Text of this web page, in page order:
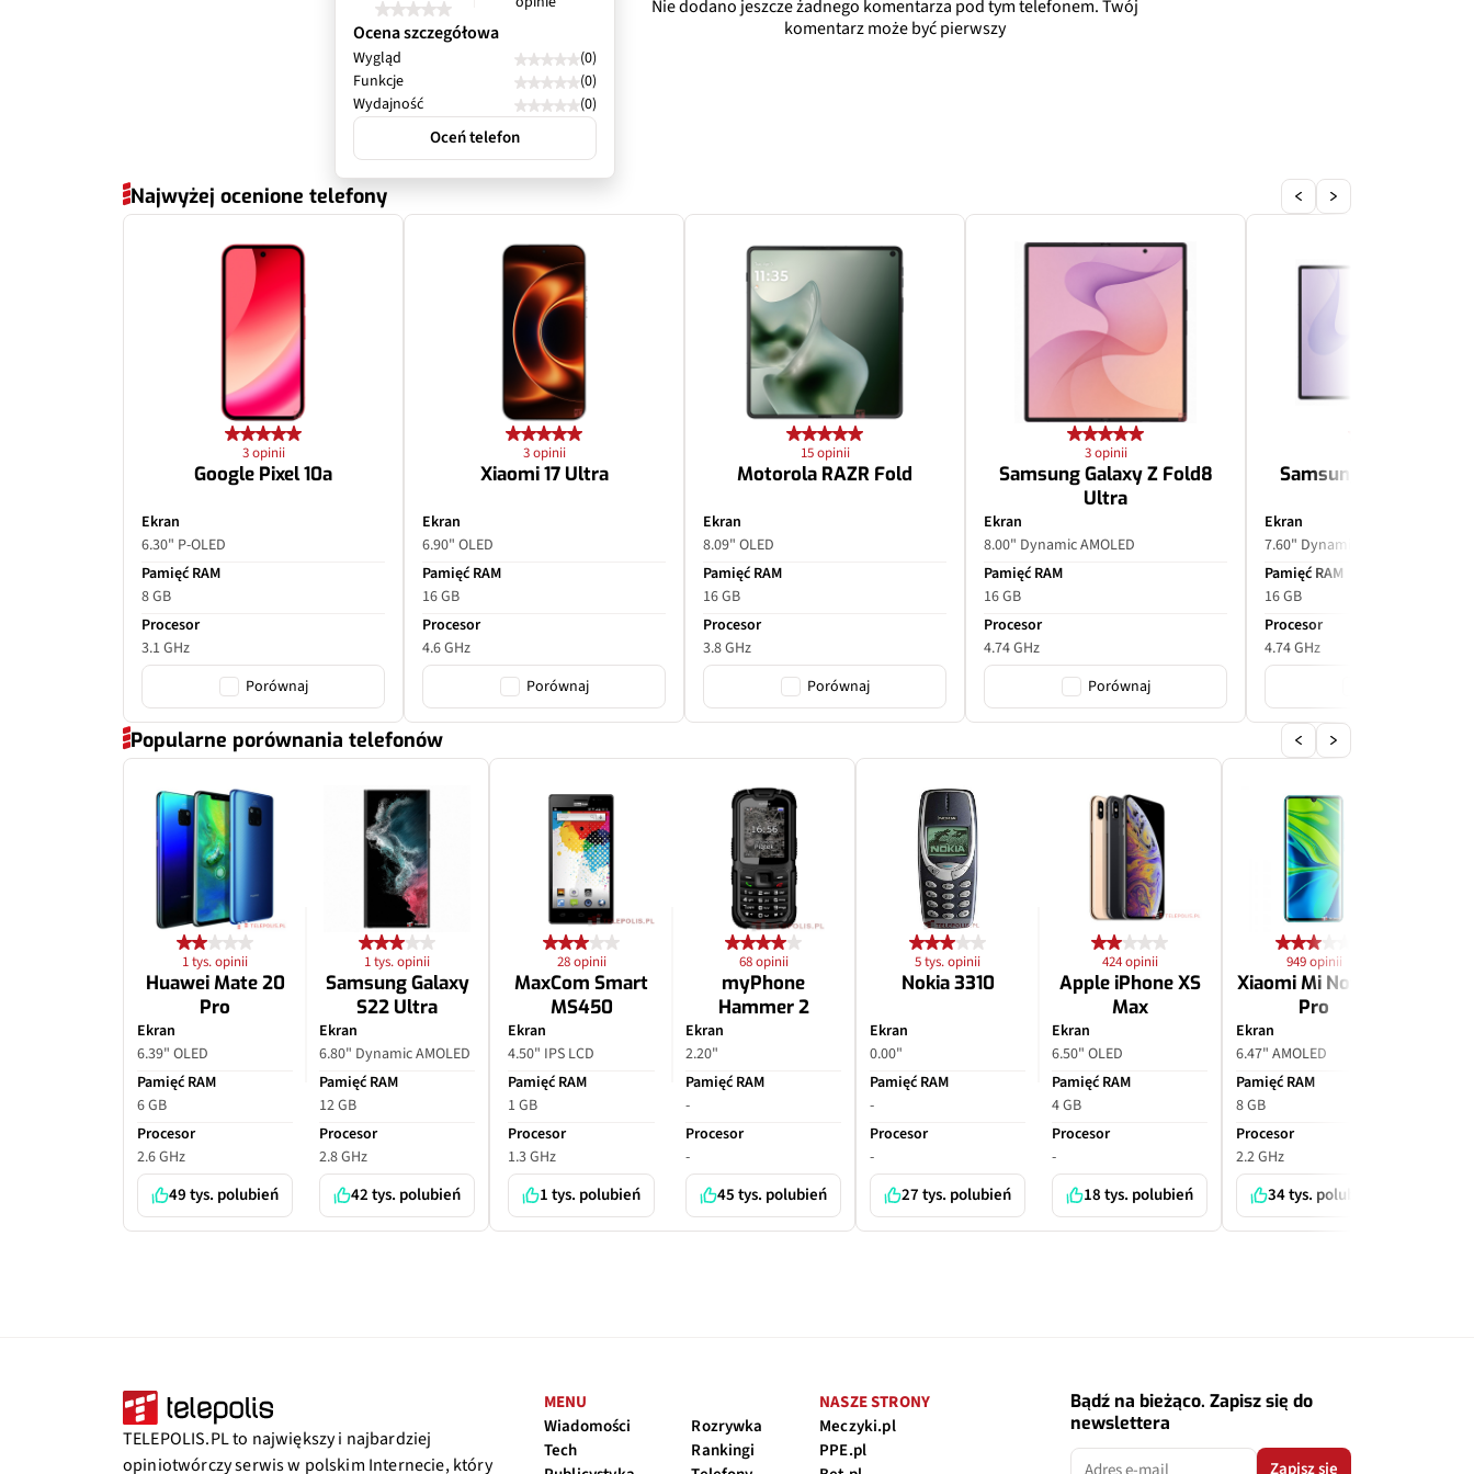
Matryca 1/,43"
Przysłona
Zoom optyczny
127˚
Teleobiektyw
10.8 Mpix
Tak
Ogniskowa
Przysłona f/3.1
Tak
Zoom optyczny x5
Inne dual pixel PDAF, OIS
Autofocus Tak
Matryca
Ogniskowa
Lampa błyskowa
Tak
4K@30/60fps, 1080p@30/60fps
Nie
Ocena szczegółowa
Wygląd
(0)
Funkcje
(0)
Wydajność
(0)
Oceń telefon
Nie dodano jeszcze żadnego komentarza pod tym telefonem. Twój
komentarz może być pierwszy
Najwyżej ocenione telefony
3 opinii
Google Pixel 10a
Ekran
6.30" P-OLED
Pamięć RAM
8 GB
Procesor
3.1 GHz
Porównaj
3 opinii
Xiaomi 17 Ultra
Ekran
6.90" OLED
Pamięć RAM
16 GB
Procesor
4.6 GHz
Porównaj
15 opinii
Motorola RAZR Fold
Ekran
8.09" OLED
Pamięć RAM
16 GB
Procesor
3.8 GHz
Porównaj
3 opinii
Samsung Galaxy Z Fold8
Ultra
Ekran
8.00" Dynamic AMOLED
Pamięć RAM
16 GB
Procesor
4.74 GHz
Porównaj
Samsung Galaxy Z
Ekran
7.60" Dynamic AMOLED
Pamięć RAM
16 GB
Procesor
4.74 GHz
Popularne porównania telefonów
1 tys. opinii
Huawei Mate 20
Pro
Ekran
6.39" OLED
Pamięć RAM
6 GB
Procesor
2.6 GHz
49 tys. polubień
1 tys. opinii
Samsung Galaxy
S22 Ultra
Ekran
6.80" Dynamic AMOLED
Pamięć RAM
12 GB
Procesor
2.8 GHz
42 tys. polubień
28 opinii
MaxCom Smart
MS450
Ekran
4.50" IPS LCD
Pamięć RAM
1 GB
Procesor
1.3 GHz
1 tys. polubień
68 opinii
myPhone
Hammer 2
Ekran
2.20"
Pamięć RAM
-
Procesor
-
45 tys. polubień
5 tys. opinii
Nokia 3310
Ekran
0.00"
Pamięć RAM
-
Procesor
-
27 tys. polubień
424 opinii
Apple iPhone XS
Max
Ekran
6.50" OLED
Pamięć RAM
4 GB
Procesor
-
18 tys. polubień
949 opinii
Xiaomi Mi Note 10
Pro
Ekran
6.47" AMOLED
Pamięć RAM
8 GB
Procesor
2.2 GHz
34 tys. polubień
TELEPOLIS.PL to największy i najbardziej
opiniotwórczy serwis w polskim Internecie, który
MENU
Wiadomości
Tech
Rozrywka
Rankingi
NASZE STRONY
Meczyki.pl
PPE.pl
Bądź na bieżąco. Zapisz się do
newslettera
Zapisz się